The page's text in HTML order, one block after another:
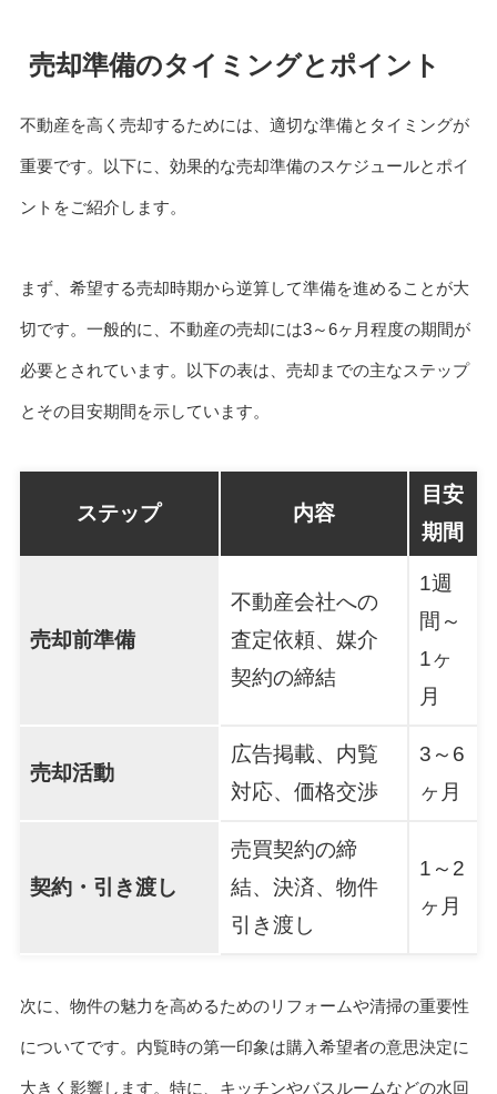
売却準備のタイミングとポイント
不動産を高く売却するためには、適切な準備とタイミングが
重要です。以下に、効果的な売却準備のスケジュールとポイ
ントをご紹介します。
まず、希望する売却時期から逆算して準備を進めることが大
切です。一般的に、不動産の売却には3～6ヶ月程度の期間が
必要とされています。以下の表は、売却までの主なステップ
とその目安期間を示しています。
ステップ 内容
目安
期間
売却前準備
不動産会社への
査定依頼、媒介
契約の締結
1週
間～
1ヶ
月
売却活動
広告掲載、内覧
対応、価格交渉
3～6
ヶ月
契約・引き渡し
売買契約の締
結、決済、物件
引き渡し
1～2
ヶ月
次に、物件の魅力を高めるためのリフォームや清掃の重要性
についてです。内覧時の第一印象は購入希望者の意思決定に
大きく影響します。特に、キッチンやバスルームなどの水回